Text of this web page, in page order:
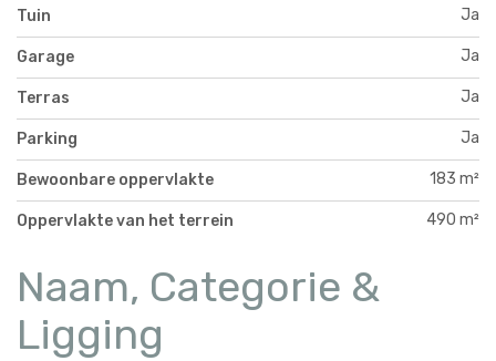
Tuin Ja
Garage Ja
Terras Ja
Parking Ja
Bewoonbare oppervlakte 183 m²
Oppervlakte van het terrein 490 m²
Naam, Categorie &
Ligging